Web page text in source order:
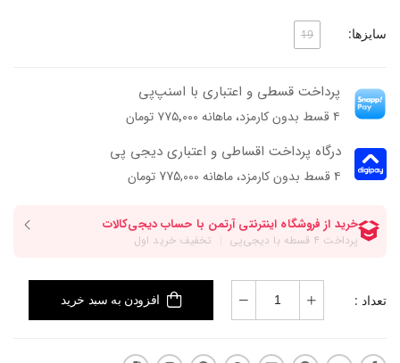
سایزها: 19
پرداخت قسطی و اعتباری با اسنپ‌پی
۴ قسط بدون کارمزد، ماهانه ۷۷۵٬۰۰۰ تومان
درگاه پرداخت اقساطی و اعتباری دیجی پی
۴ قسط بدون کارمزد، ماهانه 775,000 تومان
تعداد : افزودن به سبد خرید